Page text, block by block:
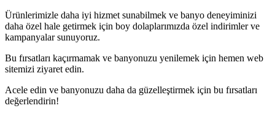
Ürünlerimizle daha iyi hizmet sunabilmek ve banyo deneyiminizi
daha özel hale getirmek için boy dolaplarımızda özel indirimler ve
kampanyalar sunuyoruz.
Bu fırsatları kaçırmamak ve banyonuzu yenilemek için hemen web
sitemizi ziyaret edin.
Acele edin ve banyonuzu daha da güzelleştirmek için bu fırsatları
değerlendirin!